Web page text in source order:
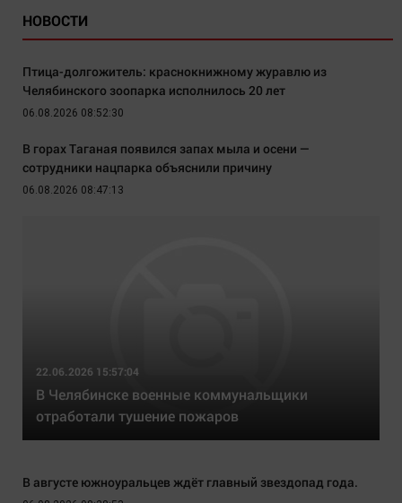
НОВОСТИ
Птица-долгожитель: краснокнижному журавлю из
Челябинского зоопарка исполнилось 20 лет
06.08.2026 08:52:30
В горах Таганая появился запах мыла и осени —
сотрудники нацпарка объяснили причину
06.08.2026 08:47:13
22.06.2026 15:57:04
В Челябинске военные коммунальщики
отработали тушение пожаров
В августе южноуральцев ждёт главный звездопад года.